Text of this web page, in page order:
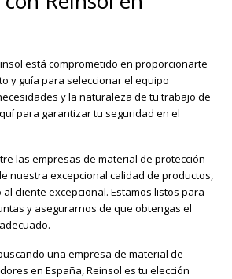
está comprometido en proporcionarte
y guía para seleccionar el equipo
y la naturaleza de tu trabajo de
para garantizar tu seguridad en el
las empresas de material de protección
nuestra excepcional calidad de productos,
cliente excepcional. Estamos listos para
y asegurarnos de que obtengas el
una empresa de material de
en España, Reinsol es tu elección